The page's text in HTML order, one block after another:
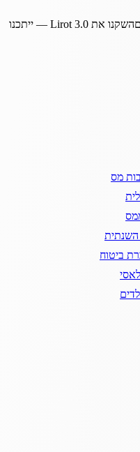
השקנו את Lirot 3.0— ייתכנו
מס
השנתית
ביטוח